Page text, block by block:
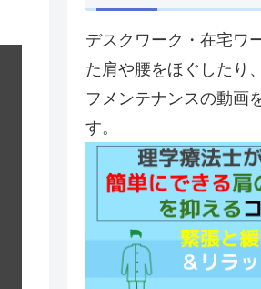
デスクワーク・在宅ワ
た肩や腰をほぐしたり
フメンテナンスの動画
す。